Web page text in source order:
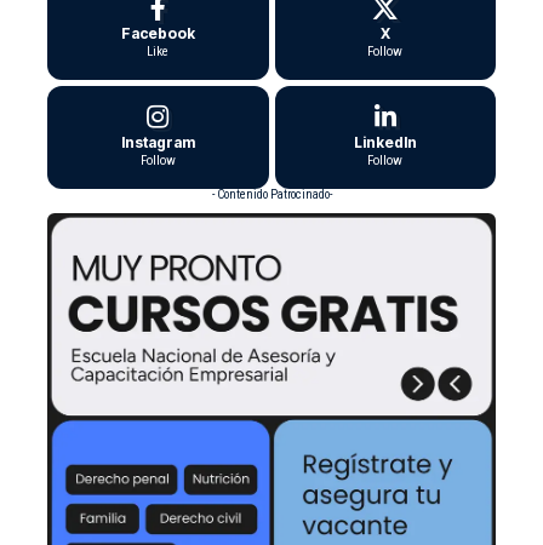
Facebook
Like
X
Follow
Instagram
Follow
LinkedIn
Follow
- Contenido Patrocinado-